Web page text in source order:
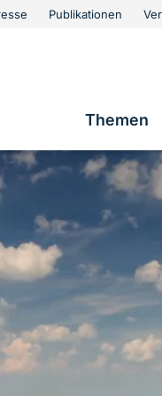
Publikationen
Themen